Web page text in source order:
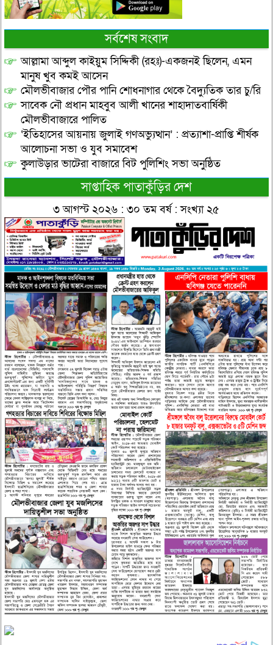
সর্বশেষ সংবাদ
আল্লামা আব্দুল কাইয়ুম সিদ্দিকী (রহঃ)-একজনই ছিলেন, এমন
মানুষ খুব কমই আসেন
মৌলভীবাজার পৌর পানি শোধনাগার থেকে বৈদ্যুতিক তার চু/রি
সাবেক নৌ প্রধান মাহবুব আলী খানের শাহাদাতবার্ষিকী
মৌলভীবাজারে পালিত
‘ইতিহাসের আয়নায় জুলাই গণঅভ্যুত্থান’ : প্রত্যাশা-প্রাপ্তি শীর্ষক
আলোচনা সভা ও যুব সমাবেশ
কুলাউড়ার ভাটেরা বাজারে বিট পুলিশিং সভা অনুষ্ঠিত
সাপ্তাহিক পাতাকুঁড়ির দেশ
৩ আগস্ট ২০২৬ : ৩০ তম বর্ষ : সংখ্যা ২৫